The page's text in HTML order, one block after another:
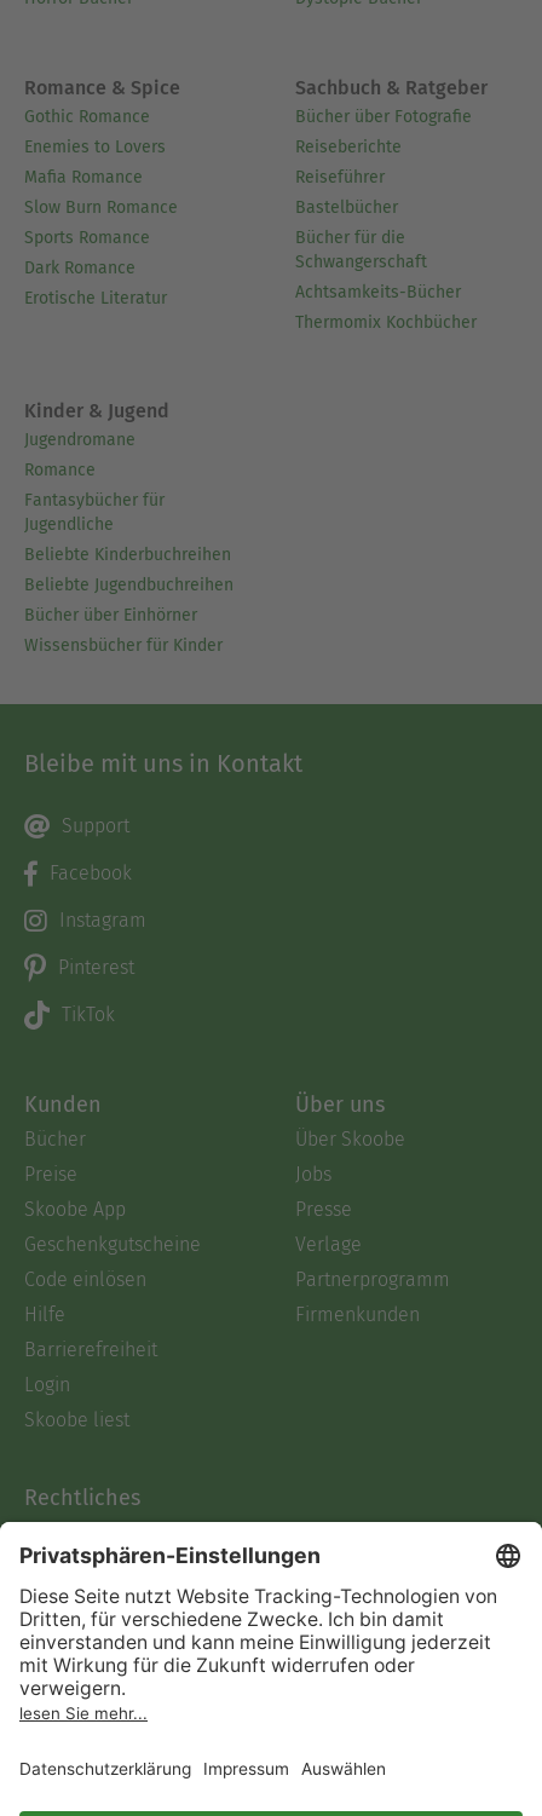
Romance & Spice
Gothic Romance
Enemies to Lovers
Mafia Romance
Slow Burn Romance
Sports Romance
Dark Romance
Erotische Literatur
Sachbuch & Ratgeber
Bücher über Fotografie
Reiseberichte
Reiseführer
Bastelbücher
Bücher für die
Schwangerschaft
Achtsamkeits-Bücher
Thermomix Kochbücher
Kinder & Jugend
Jugendromane
Romance
Fantasybücher für
Jugendliche
Beliebte Kinderbuchreihen
Beliebte Jugendbuchreihen
Bücher über Einhörner
Wissensbücher für Kinder
Bleibe mit uns in Kontakt
Support
Facebook
Instagram
Pinterest
TikTok
Kunden
Bücher
Preise
Skoobe App
Geschenkgutscheine
Code einlösen
Hilfe
Barrierefreiheit
Login
Skoobe liest
Über uns
Über Skoobe
Jobs
Presse
Verlage
Partnerprogramm
Firmenkunden
Rechtliches
AGB
Informationen nach Data
Act
Verträge hier kündigen
Impressum